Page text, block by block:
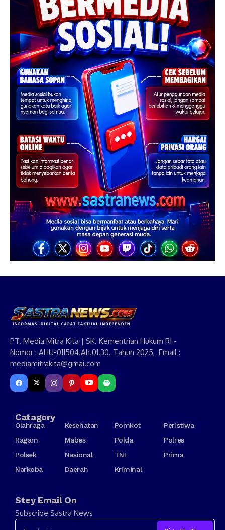
PT. Media Mitra Kita | SK. Kementrian Hukum RI -
Nomor : AHU-011504.Ah.01.30. Tahun 2025, Email :
mediamitrakita@gmai.com
Catagory
Olahraga Kesehatan Pomkot
Peristiwa
Ragam
Mabes Polda
Polres
Polsek
Nasional TNI
Prima
Narkoba
Daerah Kriminal
Stey Email On
Subscribe Sastra News